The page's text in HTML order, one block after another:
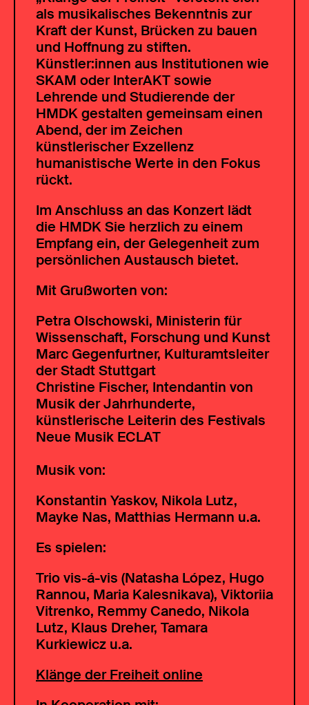
als musikalisches Bekenntnis zur
Kraft der Kunst, Brücken zu bauen
und Hoffnung zu stiften.
Künstler:innen aus Institutionen wie
SKAM oder InterAKT sowie
Lehrende und Studierende der
HMDK gestalten gemeinsam einen
Abend, der im Zeichen
künstlerischer Exzellenz
humanistische Werte in den Fokus
rückt.
Im Anschluss an das Konzert lädt
die HMDK Sie herzlich zu einem
Empfang ein, der Gelegenheit zum
persönlichen Austausch bietet.
Mit Grußworten von:
Petra Olschowski, Ministerin für
Wissenschaft, Forschung und Kunst
Marc Gegenfurtner, Kulturamtsleiter
der Stadt Stuttgart
Christine Fischer, Intendantin von
Musik der Jahrhunderte,
künstlerische Leiterin des Festivals
Neue Musik ECLAT
Musik von:
Konstantin Yaskov, Nikola Lutz,
Mayke Nas, Matthias Hermann u.a.
Es spielen:
Trio vis-á-vis (Natasha López, Hugo
Rannou, Maria Kalesnikava), Viktoriia
Vitrenko, Remmy Canedo, Nikola
Lutz, Klaus Dreher, Tamara
Kurkiewicz u.a.
Klänge der Freiheit online